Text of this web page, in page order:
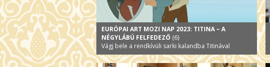
EURÓPAI ART MOZI NAP 2023: TITINA – A
NÉGYLÁBÚ FELFEDEZŐ (6)
Vágj bele a rendkívüli sarki kalandba Titinával